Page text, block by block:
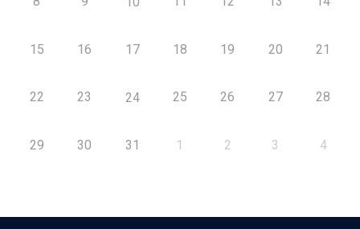
15 16 17 18 19 20 21
22 23 24 25 26 27 28
29 30 31 1 2 3 4